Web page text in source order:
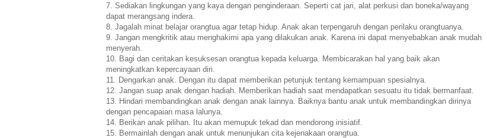
7. Sediakan lingkungan yang kaya dengan penginderaan. Seperti cat jari, alat perkusi dan boneka/wayang
dapat merangsang indera.
8. Jagalah minat belajar orangtua agar tetap hidup. Anak akan terpengaruh dengan perilaku orangtuanya.
9. Jangan mengkritik atau menghakimi apa yang dilakukan anak. Karena ini dapat menyebabkan anak mudah
menyerah.
10. Bagi dan ceritakan kesuksesan orangtua kepada keluarga. Membicarakan hal yang baik akan
meningkatkan kepercayaan diri.
11. Dengarkan anak. Dengan itu dapat memberikan petunjuk tentang kemampuan spesialnya.
12. Jangan suap anak dengan hadiah. Memberikan hadiah saat mendapatkan sesuatu itu tidak bermanfaat.
13. Hindari membandingkan anak dengan anak lainnya. Baiknya bantu anak untuk membandingkan dirinya
dengan pencapaian masa lalunya.
14. Berikan anak pilihan. Itu akan memupuk tekad dan mendorong inisiatif.
15. Bermainlah dengan anak untuk menunjukan cita kejenakaan orangtua.